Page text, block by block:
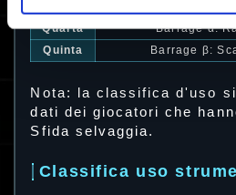
Quarta
Barrage α:
Quinta
Barrage β:
Nota: la classifica d'uso
dati dei giocatori che
Sfida selvaggia.
Classifica uso